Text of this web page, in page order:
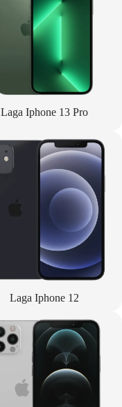
Laga Iphone 13 Pro
Laga Iphone 12